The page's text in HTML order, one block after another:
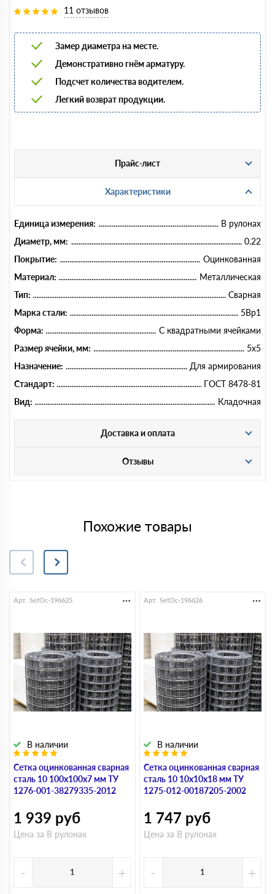
11 отзывов
Замер диаметра на месте.
Демонстративно гнём арматуру.
Подсчет количества водителем.
Легкий возврат продукции.
Прайс-лист
Характеристики
Единица измерения:
В рулонах
Диаметр, мм:
0.22
Покрытие:
Оцинкованная
Материал:
Металлическая
Тип:
Сварная
Марка стали:
5Вр1
Форма:
С квадратными ячейками
Размер ячейки, мм:
5х5
Назначение:
Для армирования
Стандарт:
ГОСТ 8478-81
Вид:
Кладочная
Доставка и оплата
Отзывы
Похожие товары
Сетка оцинкованная сварная
сталь 10 100х100х7 мм ТУ
1276-001-38279335-2012
В наличии
Арт. SetOc-196625
1 939 руб
Цена за В рулонах
- +
Сетка оцинкованная сварная
сталь 10 10х10х18 мм ТУ
1275-012-00187205-2002
В наличии
Арт. SetOc-196626
1 747 руб
Цена за В рулонах
- +